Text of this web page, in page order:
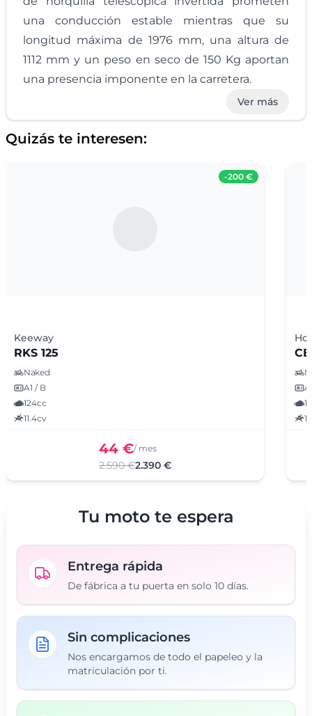
una conducción estable mientras que su
longitud máxima de 1976 mm, una altura de
1112 mm y un peso en seco de 150 Kg aportan
una presencia imponente en la carretera.
Ver más
Quizás te interesen:
-200 €
Keeway
RKS 125
Naked
A1 / B
124cc
11.4cv
44 €/ mes
2.590 €2.390 €
Tu moto te espera
Entrega rápida
De fábrica a tu puerta en solo 10 días.
Sin complicaciones
Nos encargamos de todo el papeleo y la
matriculación por ti.